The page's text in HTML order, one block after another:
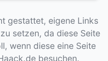
gestattet, eigene Links
setzen, da diese Seite
wenn diese eine Seite
besuchen.